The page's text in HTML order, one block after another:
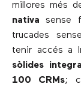
millores més
nativasense
trucades
tenir accés a
sòlides
100 CRMs;